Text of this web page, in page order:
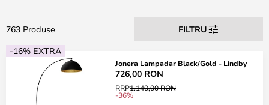
763 Produse
FILTRU
-16% EXTRA
Jonera Lampadar Black/Gold - Lindby
726,00 RON
RRP1.140,00 RON
-36%